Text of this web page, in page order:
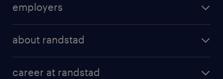
areas of expertise
work for Amazon
employers
about randstad
career at randstad